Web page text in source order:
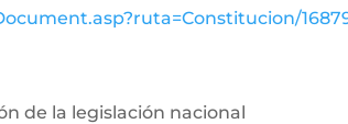
de la legislación nacional